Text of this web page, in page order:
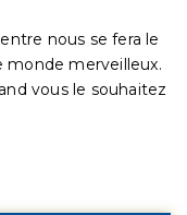
nous se fera le
monde merveilleux.
vous le souhaitez